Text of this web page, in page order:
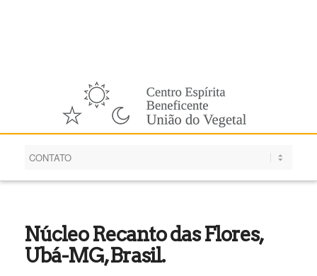
Núcleo Recanto das Flores,
Ubá-MG, Brasil.